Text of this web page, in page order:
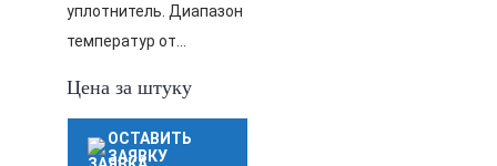
уплотнитель. Диапазон
температур от…
Цена за штуку
ОСТАВИТЬ
ЗАЯВКУ